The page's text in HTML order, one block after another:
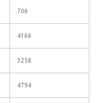
706
4166
3258
4794